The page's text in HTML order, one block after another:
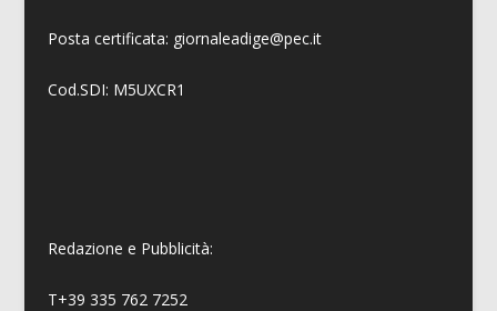
Posta certificata: giornaleadige@pec.it
Cod.SDI: M5UXCR1
Redazione e Pubblicità:
T+39 335 762 7252